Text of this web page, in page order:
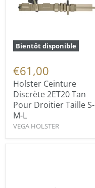
Bientôt disponible
€61,00
Holster Ceinture
Discrète 2ET20 Tan
Pour Droitier Taille S-
M-L
VEGA HOLSTER